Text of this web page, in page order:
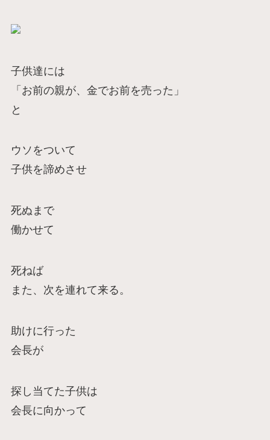
子供達には
「お前の親が、金でお前を売った」
と
ウソをついて
子供を諦めさせ
死ぬまで
働かせて
死ねば
また、次を連れて来る。
助けに行った
会長が
探し当てた子供は
会長に向かって